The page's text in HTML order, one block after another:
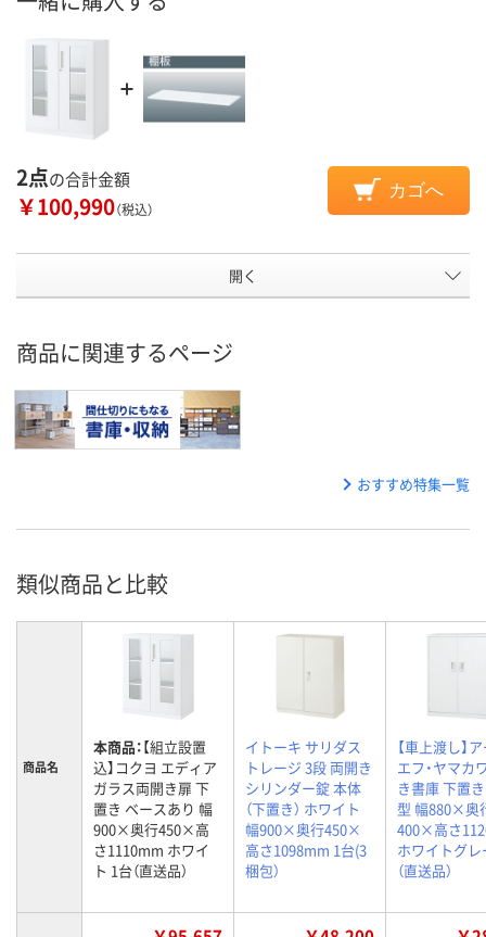
2点の合計金額
￥100,990（税込）
カゴへ
開く
商品に関連するページ
おすすめ特集一覧
類似商品と比較
商品名
本商品：【組立設置
込】コクヨ エディア
ガラス両開き扉 下
置き ベースあり 幅
900×奥行450×高
さ1110mm ホワイ
ト 1台（直送品）
イトーキ サリダス
トレージ 3段 両開き
シリンダー錠 本体
（下置き） ホワイト
幅900×奥行450×
高さ1098mm 1台(3
梱包）
【車上渡し】
エフ・ヤマカ
き書庫 下置
型 幅880×奥
400×高さ
ホワイトグレ
（直送品）